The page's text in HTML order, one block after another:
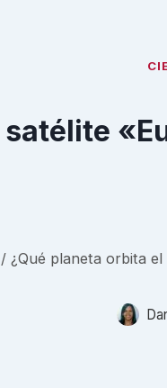
/ ¿Qué planeta orbita